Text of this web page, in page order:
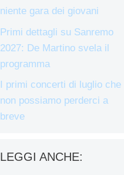
niente gara dei giovani
Primi dettagli su Sanremo
2027: De Martino svela il
programma
I primi concerti di luglio che
non possiamo perderci a
breve
LEGGI ANCHE: